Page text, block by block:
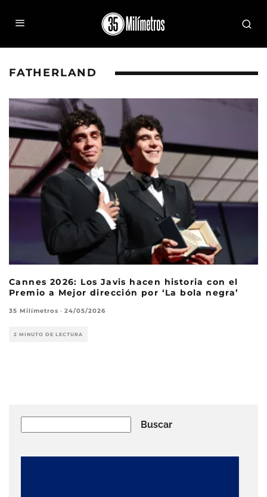
FATHERLAND
Cannes 2026: Los Javis hacen historia con el
Premio a Mejor dirección por ‘La bola negra’
35 Milímetros · 24/05/2026
2 MINUTO DE LECTURA
Buscar